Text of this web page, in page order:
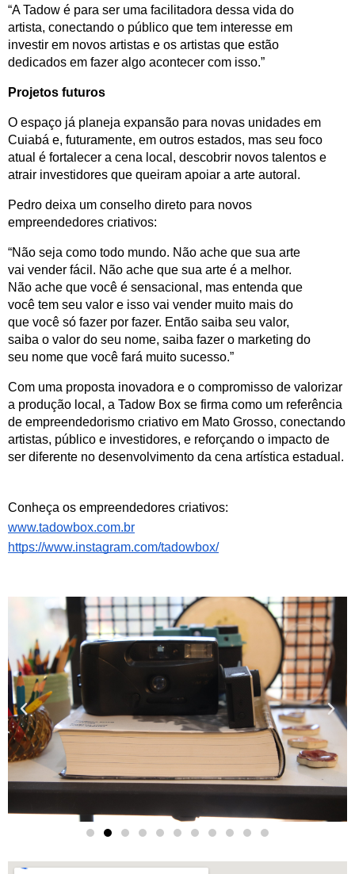
“A Tadow é para ser uma facilitadora dessa vida do
artista, conectando o público que tem interesse em
investir em novos artistas e os artistas que estão
dedicados em fazer algo acontecer com isso.”
Projetos futuros
O espaço já planeja expansão para novas unidades em
Cuiabá e, futuramente, em outros estados, mas seu foco
atual é fortalecer a cena local, descobrir novos talentos e
atrair investidores que queiram apoiar a arte autoral.
Pedro deixa um conselho direto para novos
empreendedores criativos:
“Não seja como todo mundo. Não ache que sua arte
vai vender fácil. Não ache que sua arte é a melhor.
Não ache que você é sensacional, mas entenda que
você tem seu valor e isso vai vender muito mais do
que você só fazer por fazer. Então saiba seu valor,
saiba o valor do seu nome, saiba fazer o marketing do
seu nome que você fará muito sucesso.”
Com uma proposta inovadora e o compromisso de valorizar
a produção local, a Tadow Box se firma como um referência
de empreendedorismo criativo em Mato Grosso, conectando
artistas, público e investidores, e reforçando o impacto de
ser diferente no desenvolvimento da cena artística estadual.
Conheça os empreendedores criativos:
www.tadowbox.com.br
https://www.instagram.com/tadowbox/